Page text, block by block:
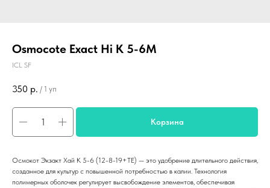
Osmocote Exact Hi K 5-6M
ICL SF
350 р. / 1 уп
Корзина
Осмокот Экзакт Хай К 5-6 (12-8-19+TE) — это удобрение длительного действия,
созданное для культур с повышенной потребностью в калии. Технология
полимерных оболочек регулирует высвобождение элементов, обеспечивая